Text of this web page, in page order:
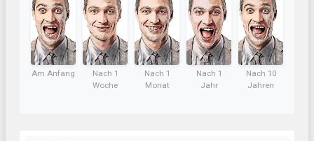
Am Anfang
Nach 1
Woche
Nach 1
Monat
Nach 1
Jahr
Nach 10
Jahren